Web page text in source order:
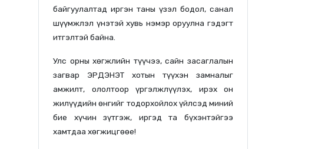
байгуулалтад иргэн таны үзэл бодол, санал
шүүмжлэл үнэтэй хувь нэмэр оруулна гэдэгт
итгэлтэй байна.
Улс орны хөгжлийн түүчээ, сайн засаглалын
загвар ЭРДЭНЭТ хотын түүхэн замналыг
амжилт, ололтоор үргэлжлүүлэх, ирэх он
жилүүдийн өнгийг тодорхойлох үйлсэд миний
бие хүчин зүтгэж, иргэд та бүхэнтэйгээ
хамтдаа хөгжицгөөе!